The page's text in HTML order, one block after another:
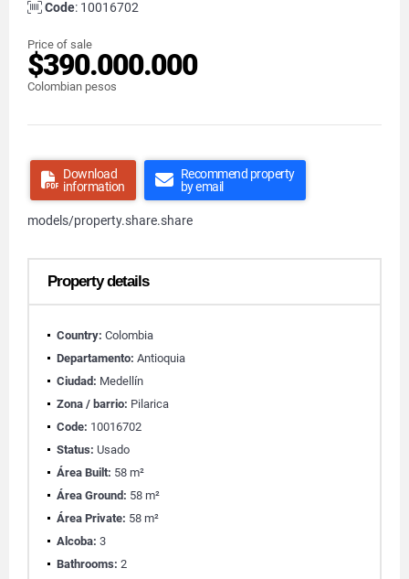
Code: 10016702
Price of sale
$390.000.000
Colombian pesos
Download
information
Recommend property
by email
models/property.share.share
Property details
Country: Colombia
Departamento: Antioquia
Ciudad: Medellín
Zona / barrio: Pilarica
Code: 10016702
Status: Usado
Área Built: 58 m²
Área Ground: 58 m²
Área Private: 58 m²
Alcoba: 3
Bathrooms: 2